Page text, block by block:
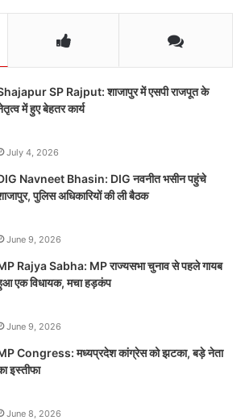
SP Rajput: शाजापुर में एसपी राजपूत के
में हुए बेहतर कार्य
July 4, 2026
Navneet Bhasin: DIG नवनीत भसीन पहुंचे
पुलिस अधिकारियों की ली बैठक
June 9, 2026
Rajya Sabha: MP राज्यसभा चुनाव से पहले गायब
एक विधायक, मचा हड़कंप
June 9, 2026
Congress: मध्यप्रदेश कांग्रेस को झटका, बड़े नेता
इस्तीफा
June 8, 2026